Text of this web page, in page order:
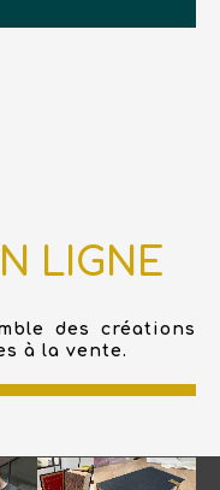
LIGNE
des créations
à la vente.